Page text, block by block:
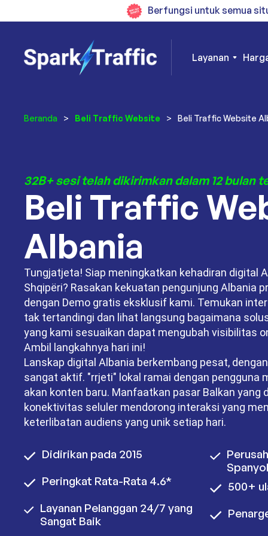
Berfungsi untuk semua
Layanan
Beranda > Beli Traffic Website > Beli Traffic Website
32B+ sesi telah dikirimkan dalam 12 bulan
Beli Traffic
Albania
Tungjatjeta! Siap meningkatkan kehadiran digital
Shqipëri? Rasakan kekuatan pengunjung Albania
dengan Demo gratis eksklusif kami. Temukan
tak tertandingi dan lihat langsung bagaimana
yang kami sesuaikan dapat mengubah visibilitas
Ambil langkahnya hari ini!
Lanskap digital Albania berkembang pesat,
sangat aktif. "rrjeti" lokal ramai dengan pengguna
akan konten baru. Manfaatkan pasar Balkan yang
konektivitas seluler mendorong interaksi yang
keterlibatan audiens yang unik setiap hari.
Didirikan pada 2015
Peringkat Rata-Rata 4.6*
Layanan Pelanggan 24/7 yang
Sangat Baik
Spanyol
500+